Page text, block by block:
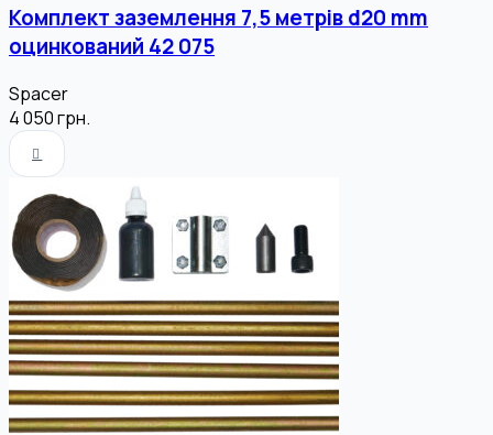
Комплект заземлення 7,5 метрів d20 mm
оцинкований 42 075
Spacer
4 050грн.